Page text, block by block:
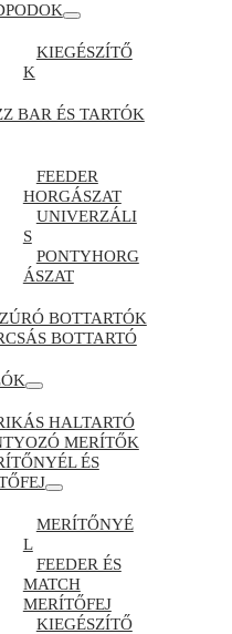
KIEGÉSZÍTŐ
K
BAR ÉS TARTÓK
FEEDER
HORGÁSZAT
UNIVERZÁLI
S
PONTYHORG
ÁSZAT
BOTTARTÓK
BOTTARTÓ
HALTARTÓ
MERÍTŐK
ÉS
MERÍTŐNYÉ
L
FEEDER ÉS
MATCH
MERÍTŐFEJ
KIEGÉSZÍTŐ